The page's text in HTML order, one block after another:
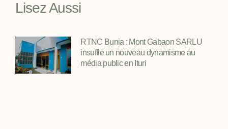
Lisez Aussi
RTNC Bunia : Mont Gabaon SARLU
insuffle un nouveau dynamisme au
média public en Ituri